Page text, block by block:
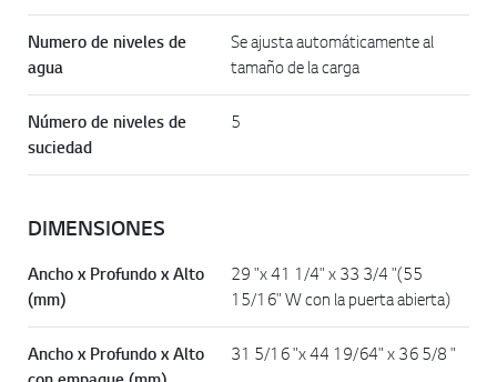
Numero de niveles de
agua
Se ajusta automáticamente al
tamaño de la carga
Número de niveles de
suciedad
5
DIMENSIONES
Ancho x Profundo x Alto
(mm)
29 "x 41 1/4" x 33 3/4 "(55
15/16" W con la puerta abierta)
Ancho x Profundo x Alto
31 5/16 "x 44 19/64" x 36 5/8 "